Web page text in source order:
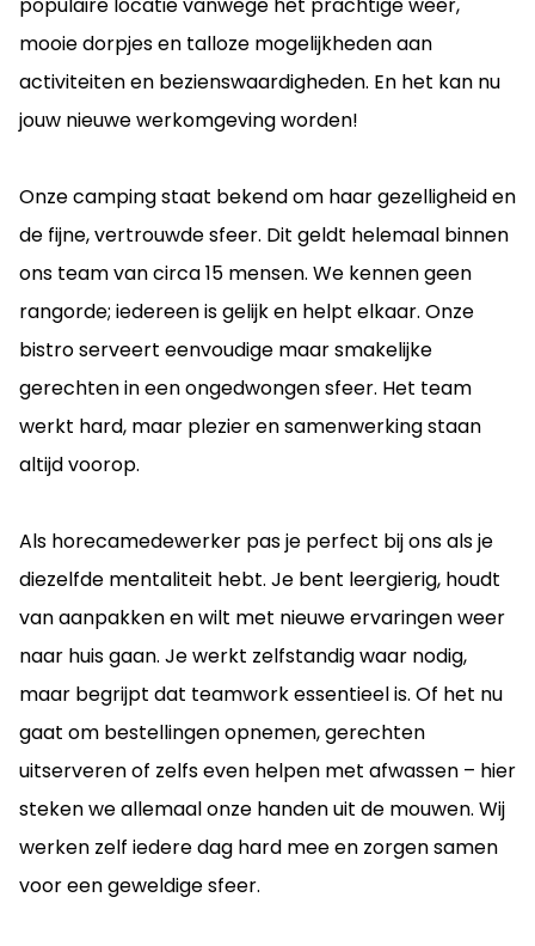
mooie dorpjes en talloze mogelijkheden aan
activiteiten en bezienswaardigheden. En het kan nu
jouw nieuwe werkomgeving worden!
Onze camping staat bekend om haar gezelligheid en
de fijne, vertrouwde sfeer. Dit geldt helemaal binnen
ons team van circa 15 mensen. We kennen geen
rangorde; iedereen is gelijk en helpt elkaar. Onze
bistro serveert eenvoudige maar smakelijke
gerechten in een ongedwongen sfeer. Het team
werkt hard, maar plezier en samenwerking staan
altijd voorop.
Als horecamedewerker pas je perfect bij ons als je
diezelfde mentaliteit hebt. Je bent leergierig, houdt
van aanpakken en wilt met nieuwe ervaringen weer
naar huis gaan. Je werkt zelfstandig waar nodig,
maar begrijpt dat teamwork essentieel is. Of het nu
gaat om bestellingen opnemen, gerechten
uitserveren of zelfs even helpen met afwassen – hier
steken we allemaal onze handen uit de mouwen. Wij
werken zelf iedere dag hard mee en zorgen samen
voor een geweldige sfeer.